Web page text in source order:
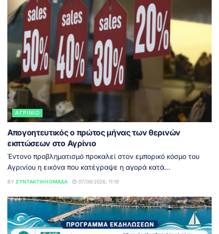
ΑΓΡΊΝΙΟ
Απογοητευτικός ο πρώτος μήνας των θερινών
εκπτώσεων στο Αγρίνιο
Έντονο προβληματισμό προκαλεί στον εμπορικό κόσμο του
Αγρινίου η εικόνα που κατέγραψε η αγορά κατά...
BY ΣΥΝΤΑΚΤΙΚΉ ΟΜΆΔΑ 07/08/2026, 11:19